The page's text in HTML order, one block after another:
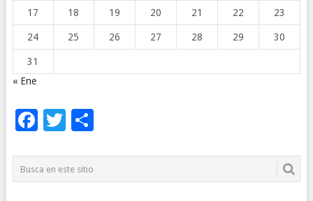
17 18 19 20 21 22 23
24 25 26 27 28 29 30
31
« Ene
Facebook
Twitter
Compartir